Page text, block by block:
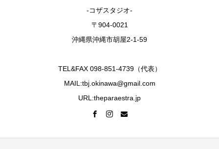
-コザスタジオ-
〒904-0021
沖縄県沖縄市胡屋2-1-59
TEL&FAX 098-851-4739（代表）
MAIL:tbj.okinawa@gmail.com
URL:theparaestra.jp